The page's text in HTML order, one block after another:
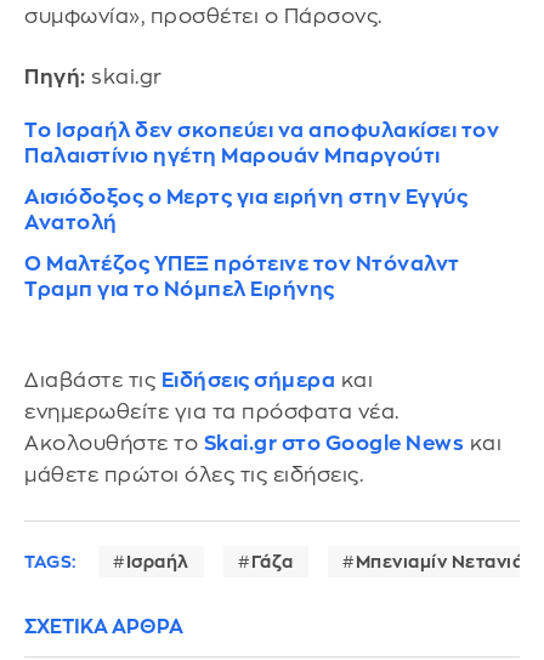
συμφωνία», προσθέτει ο Πάρσονς.
Πηγή: skai.gr
Το Ισραήλ δεν σκοπεύει να αποφυλακίσει τον
Παλαιστίνιο ηγέτη Μαρουάν Μπαργούτι
Αισιόδοξος ο Μερτς για ειρήνη στην Εγγύς
Ανατολή
O Μαλτέζος ΥΠΕΞ πρότεινε τον Ντόναλντ
Τραμπ για το Νόμπελ Ειρήνης
Διαβάστε τις Ειδήσεις σήμερα και
ενημερωθείτε για τα πρόσφατα νέα.
Ακολουθήστε το Skai.gr στο Google News και
μάθετε πρώτοι όλες τις ειδήσεις.
TAGS: Ισραήλ Γάζα Μπενιαμίν
ΣΧΕΤΙΚΑ ΑΡΘΡΑ